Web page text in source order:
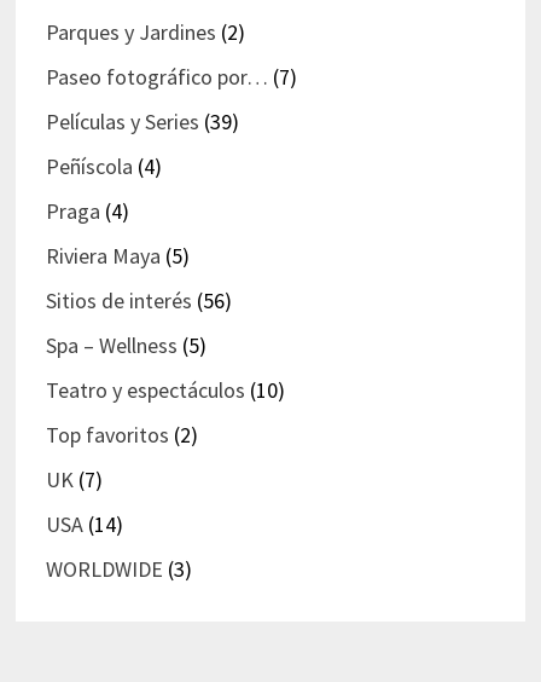
Parques y Jardines (2)
Paseo fotográfico por… (7)
Películas y Series (39)
Peñíscola (4)
Praga (4)
Riviera Maya (5)
Sitios de interés (56)
Spa – Wellness (5)
Teatro y espectáculos (10)
Top favoritos (2)
UK(7)
USA(14)
WORLDWIDE (3)